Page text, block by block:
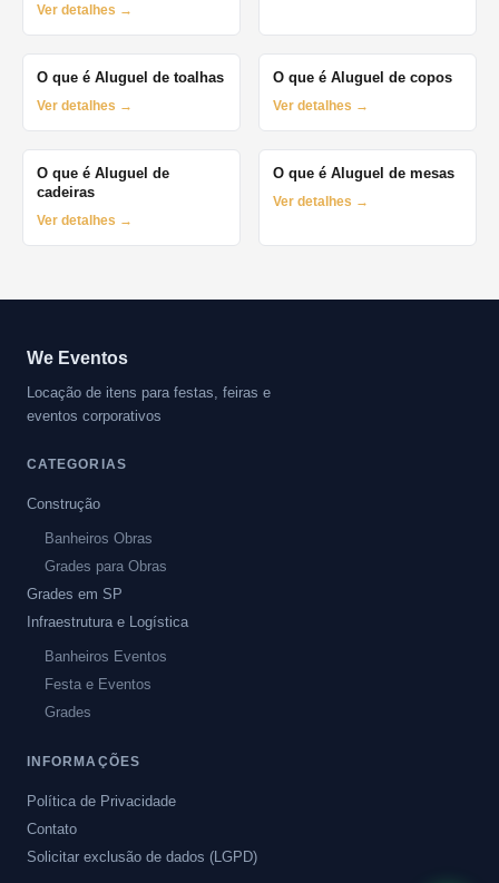
Ver detalhes →
O que é Aluguel de toalhas
Ver detalhes →
O que é Aluguel de copos
Ver detalhes →
O que é Aluguel de
cadeiras
Ver detalhes →
O que é Aluguel de mesas
Ver detalhes →
We Eventos
Locação de itens para festas, feiras e
eventos corporativos
CATEGORIAS
Construção
Banheiros Obras
Grades para Obras
Grades em SP
Infraestrutura e Logística
Banheiros Eventos
Festa e Eventos
Grades
INFORMAÇÕES
Política de Privacidade
Contato
Solicitar exclusão de dados (LGPD)